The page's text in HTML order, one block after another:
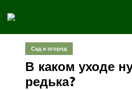
Сад и огород
В каком уходе
редька?